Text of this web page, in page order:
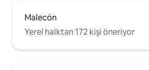
Malecón
Yerel halktan 172 kişi öneriyor